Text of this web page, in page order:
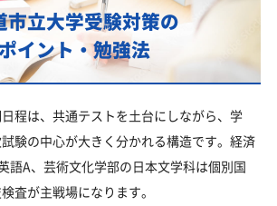
市立大学受験対策の
イント・勉強法
程は、共通テストを土台にしながら、学
験の中心が大きく分かれる構造です。経済
語A、芸術文化学部の日本文学科は個別国
査が主戦場になります。